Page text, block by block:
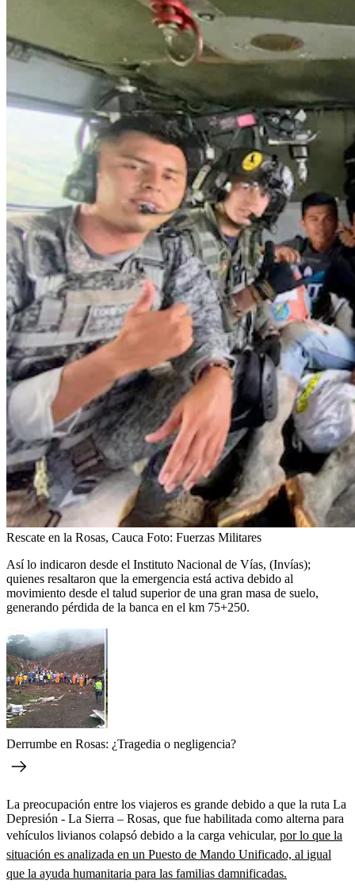
Rescate en la Rosas, Cauca Foto: Fuerzas Militares
Así lo indicaron desde el Instituto Nacional de Vías, (Invías);
quienes resaltaron que la emergencia está activa debido al
movimiento desde el talud superior de una gran masa de suelo,
generando pérdida de la banca en el km 75+250.
Derrumbe en Rosas: ¿Tragedia o negligencia?
La preocupación entre los viajeros es grande debido a que la ruta La
Depresión - La Sierra – Rosas, que fue habilitada como alterna para
vehículos livianos colapsó debido a la carga vehicular, por lo que la
situación es analizada en un Puesto de Mando Unificado, al igual
que la ayuda humanitaria para las familias damnificadas.